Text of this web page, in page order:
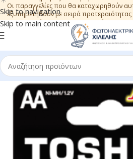
Skip to navigation
Skip to main content
Οι παραγγελίες που θα καταχωρηθούν
εξυπηρετηθούν με σειρά προτεραιότητας
ευχαριστούμε για την εμπιστοσύνη.